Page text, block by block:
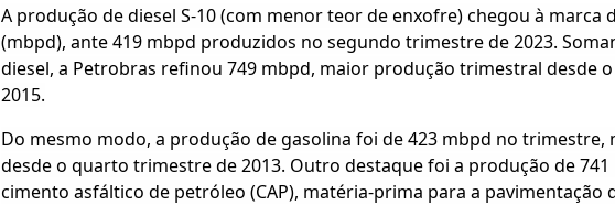
A produção de diesel S-10 (com menor teor de enxofre) chegou à marca
(mbpd), ante 419 mbpd produzidos no segundo trimestre de 2023.
diesel, a Petrobras refinou 749 mbpd, maior produção trimestral desde
2015.
Do mesmo modo, a produção de gasolina foi de 423 mbpd no trimestre,
desde o quarto trimestre de 2013. Outro destaque foi a produção de
cimento asfáltico de petróleo (CAP), matéria-prima para a pavimentação